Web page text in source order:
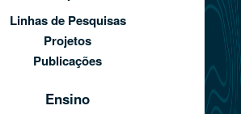
Linhas de Pesquisas
Projetos
Publicações
Ensino